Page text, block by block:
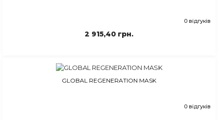
0 відгуків
2 915,40 грн.
GLOBAL REGENERATION MASK
0 відгуків